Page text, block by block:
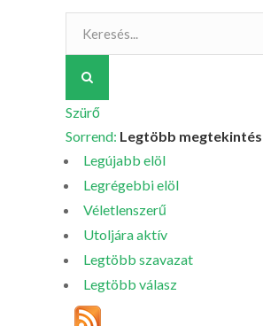
Szürő
Sorrend: Legtöbb megtekintés
Legújabb elöl
Legrégebbi elöl
Véletlenszerű
Utoljára aktív
Legtöbb szavazat
Legtöbb válasz